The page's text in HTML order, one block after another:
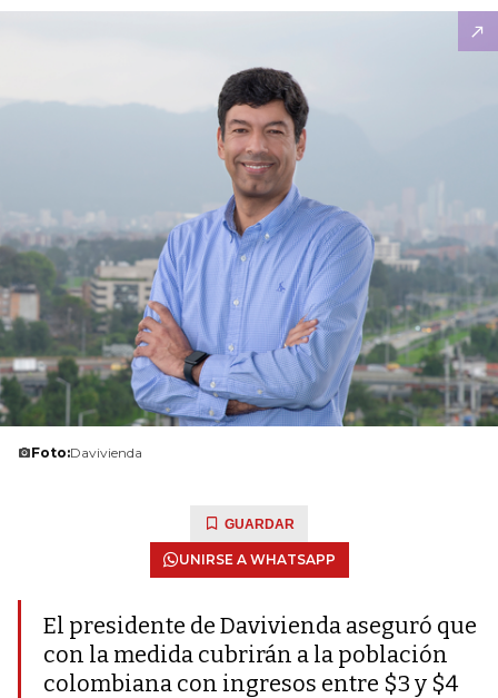
Foto:Davivienda
GUARDAR
UNIRSE A WHATSAPP
El presidente de Davivienda aseguró que
con la medida cubrirán a la población
colombiana con ingresos entre $3 y $4